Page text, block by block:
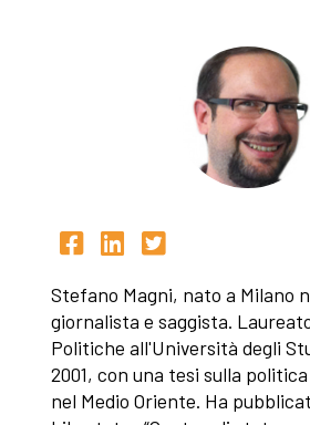
Stefano Magni, nato a Milano
giornalista e saggista.
Politiche all'Università degli
2001, con una tesi sulla
nel Medio Oriente. Ha